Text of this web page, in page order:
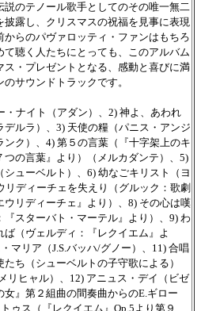
説のテノール歌手としてのその唯一無二
披露し、クリスマスの祝福を見事に表現
からのパヴァロッティ・ファンはもちろ
て聴く人たちにとっても、このアルバム
ス・プレゼントとなる、感動と喜びに満
サウンドトラックです。
・ナイト（アダン）、2) 神よ、あわれ
デルラ）、3) 天使の糧（パニス・アンジ
ンク）、4) 第５の言葉（『十字架上のキ
つの言葉』より）（メルカダンテ）、5)
シューベルト）、6) 幼なごキリスト（ヨ
リディーチェを失えり（グルック：歌劇
ウリディーチェ』より）、8) その心は嘆
『スターバト・マーテル』より）、9) わ
ば（ヴェルディ：『レクイエム』よ
マリア（J.S.バッハ/グノー）、11) 合唱
ち（シューベルトの子守歌による）
リヒャル）、12) アニュス・デイ（ビゼ
女』第２組曲の間奏曲からのE.ギロー
ゥス（『レクイエム』Op.5より第９